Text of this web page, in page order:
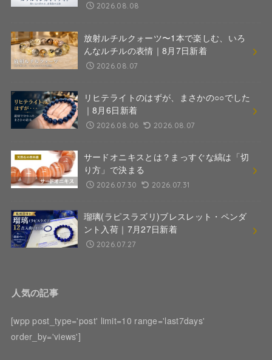
2026.08.08
放射ルチルクォーツ〜1本で楽しむ、いろ
んなルチルの表情｜8月7日新着
2026.08.07
リヒテライトのはずが、まさかの○○でした
｜8月6日新着
2026.08.06 2026.08.07
サードオニキスとは？まっすぐな縞は「切
り方」で決まる
2026.07.30 2026.07.31
瑠璃(ラピスラズリ)ブレスレット・ペンダ
ント入荷｜7月27日新着
2026.07.27
人気の記事
[wpp post_type='post' limit=10 range='last7days'
order_by='views']